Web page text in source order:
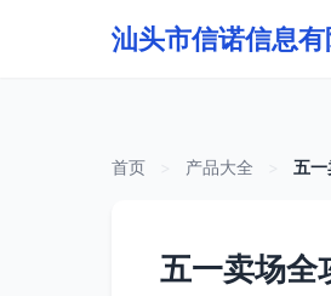
汕头市信诺信息有
首页 产品大全 五一
五一卖场全